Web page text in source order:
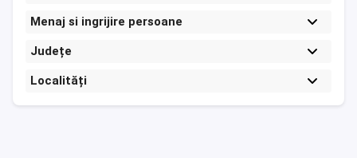
Menaj si ingrijire persoane
Județe
Localități